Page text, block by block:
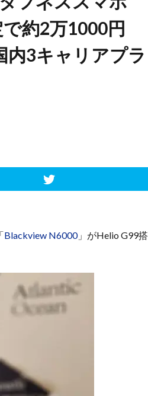
約2万1000円
内3キャリアプラ
Blackview N6000」がHelio G99搭